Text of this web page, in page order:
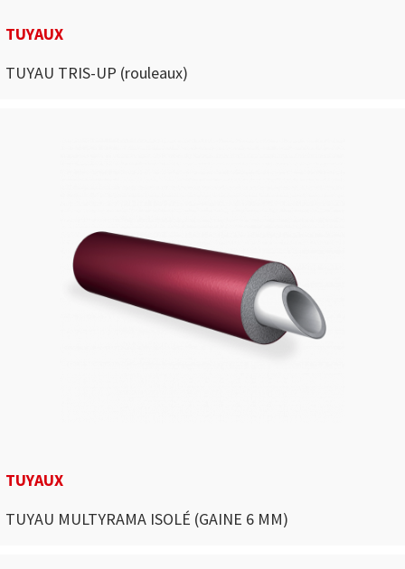
TUYAUX
TUYAU TRIS-UP (rouleaux)
TUYAUX
TUYAU MULTYRAMA ISOLÉ (GAINE 6 MM)